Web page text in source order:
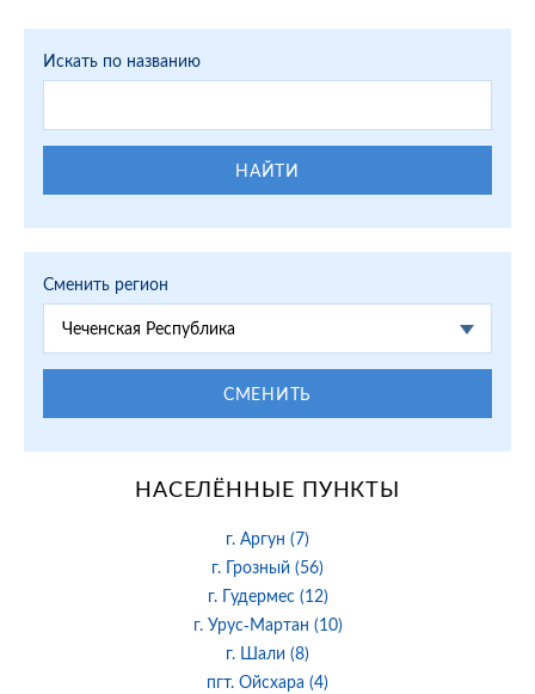
Искать по названию
НАЙТИ
Сменить регион
Чеченская Республика
СМЕНИТЬ
НАСЕЛЁННЫЕ ПУНКТЫ
г. Аргун (7)
г. Грозный (56)
г. Гудермес (12)
г. Урус-Мартан (10)
г. Шали (8)
пгт. Ойсхара (4)